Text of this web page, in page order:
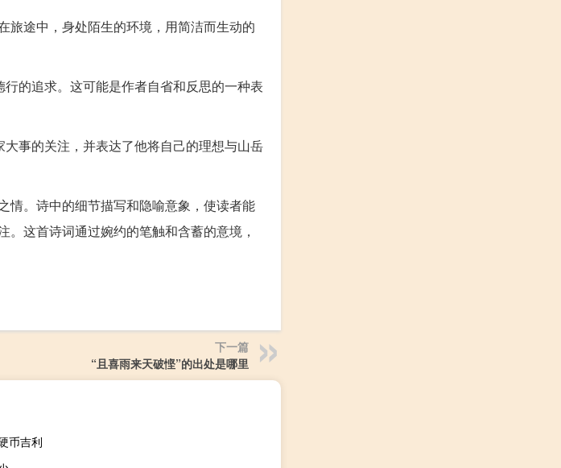
旅途中，身处陌生的环境，用简洁而生动的
的追求。这可能是作者自省和反思的一种表
事的关注，并表达了他将自己的理想与山岳
情。诗中的细节描写和隐喻意象，使读者能
这首诗词通过婉约的笔触和含蓄的意境，
下一篇
“且喜雨来天破悭”的出处是哪里
币吉利